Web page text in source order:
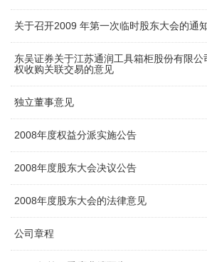
关于召开2009 年第一次临时股东大会的通
东吴证券关于江苏通润工具箱柜股份有限公
权收购关联交易的意见
独立董事意见
2008年度权益分派实施公告
2008年度股东大会决议公告
2008年度股东大会的法律意见
公司章程